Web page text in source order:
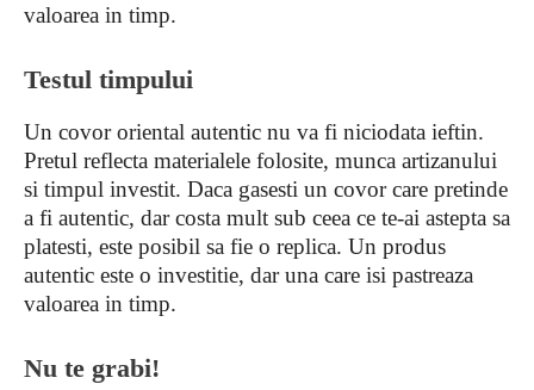
valoarea in timp.
Testul timpului
Un covor oriental autentic nu va fi niciodata ieftin.
Pretul reflecta materialele folosite, munca artizanului
si timpul investit. Daca gasesti un covor care pretinde
a fi autentic, dar costa mult sub ceea ce te-ai astepta sa
platesti, este posibil sa fie o replica. Un produs
autentic este o investitie, dar una care isi pastreaza
valoarea in timp.
Nu te grabi!